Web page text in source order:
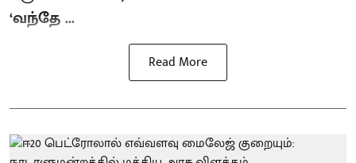
‘வந்தே ...
Read More